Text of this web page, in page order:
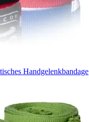
Handgelenkbandage